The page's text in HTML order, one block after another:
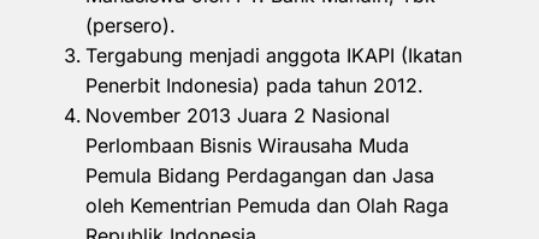
(persero).
Tergabung menjadi anggota IKAPI (Ikatan
Penerbit Indonesia) pada tahun 2012.
November 2013 Juara 2 Nasional
Perlombaan Bisnis Wirausaha Muda
Pemula Bidang Perdagangan dan Jasa
oleh Kementrian Pemuda dan Olah Raga